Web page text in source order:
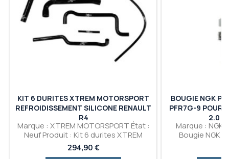
KIT 6 DURITES XTREM MOTORSPORT
REFROIDISSEMENT SILICONE RENAULT
R4
Marque : XTREM MOTORSPORT État :
Neuf Produit : Kit 6 durites XTREM
MOTORSPORT refroidissement
silicone Renault R4
Prix
294,90 €
BOUGIE NGK
PFR7G-9 POUR
2.0
Marque : NGK
Bougie NGK